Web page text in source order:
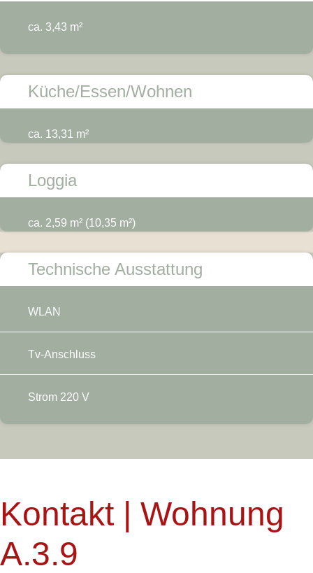
ca. 3,43 m²
Küche/Essen/Wohnen
ca. 13,31 m²
Loggia
ca. 2,59 m² (10,35 m²)
Technische Ausstattung
WLAN
Tv-Anschluss
Strom 220 V
Kontakt | Wohnung
A.3.9